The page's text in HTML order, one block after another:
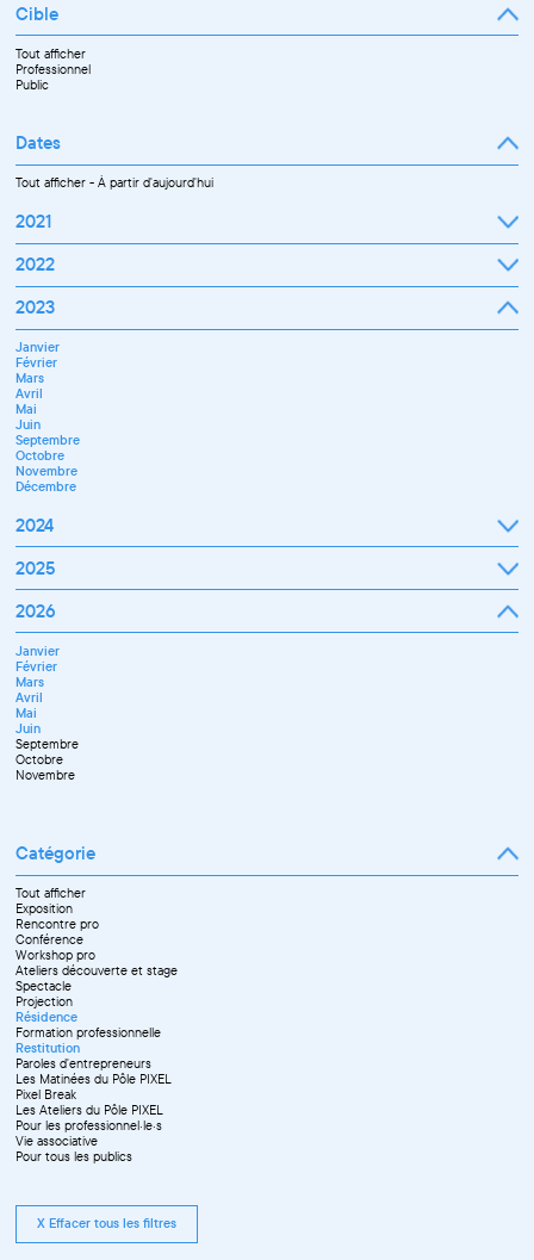
Cible
Tout afficher
Professionnel
Public
Dates
Tout afficher-À partir d'aujourd'hui
2021
Septembre
Novembre
Décembre
2022
Janvier
Mars
Avril
Mai
Juin
Juillet
Septembre
Octobre
Novembre
Décembre
2023
Janvier
Février
Mars
Avril
Mai
Juin
Septembre
Octobre
Novembre
Décembre
2024
Janvier
Février
Mars
Avril
Juin
Juillet
Septembre
Novembre
Décembre
2025
Janvier
Février
Mars
Avril
Mai
Juin
Juillet
Septembre
Octobre
Novembre
Décembre
2026
Janvier
Février
Mars
Avril
Mai
Juin
Septembre
Octobre
Novembre
Catégorie
Tout afficher
Exposition
Rencontre pro
Conférence
Workshop pro
Ateliers découverte et stage
Spectacle
Projection
Résidence
Formation professionnelle
Restitution
Paroles d'entrepreneurs
Les Matinées du Pôle PIXEL
Pixel Break
Les Ateliers du Pôle PIXEL
Pour les professionnel·le·s
Vie associative
Pour tous les publics
X Effacer tous les filtres